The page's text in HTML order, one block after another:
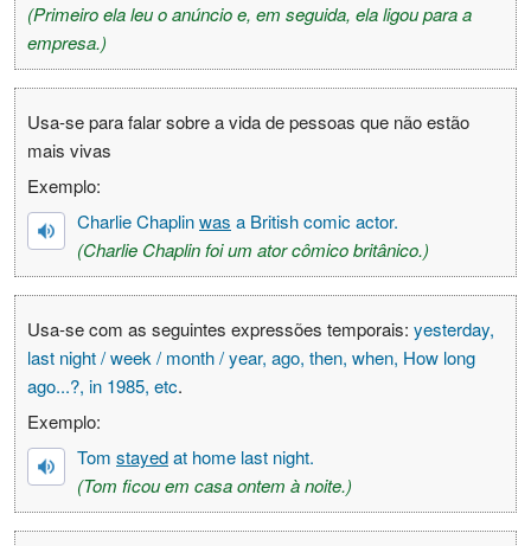
(Primeiro ela leu o anúncio e, em seguida, ela ligou para a
empresa.)
Usa-se para falar sobre a vida de pessoas que não estão
mais vivas
Exemplo:
Charlie Chaplinwas a British comic actor.
(Charlie Chaplin foi um ator cômico britânico.)
Usa-se com as seguintes expressões temporais: yesterday,
last night / week / month / year, ago, then, when, How long
ago...?, in 1985, etc.
Exemplo:
Tom stayedat home last night.
(Tom ficou em casa ontem à noite.)